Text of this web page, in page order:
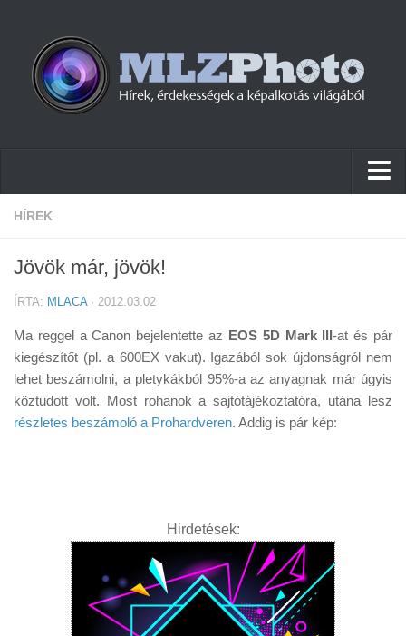
Hírek
Cikkek
Firmware
Tudástár
HÍREK
Jövök már, jövök!
ÍRTA: MLACA· 2012.03.02
Ma reggel a Canon bejelentette az EOS 5D Mark III-at és pár
kiegészítőt (pl. a 600EX vakut). Igazából sok újdonságról nem
lehet beszámolni, a pletykákból 95%-a az anyagnak már úgyis
köztudott volt. Most rohanok a sajtótájékoztatóra, utána lesz
részletes beszámoló a Prohardveren. Addig is pár kép:
Hirdetések: